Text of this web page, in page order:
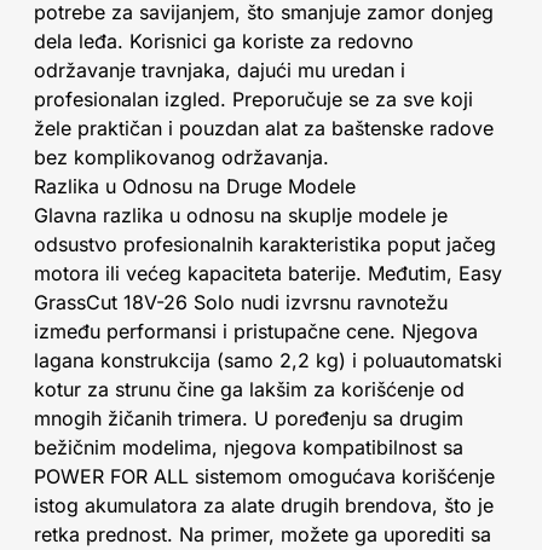
potrebe za savijanjem, što smanjuje zamor donjeg
dela leđa. Korisnici ga koriste za redovno
održavanje travnjaka, dajući mu uredan i
profesionalan izgled. Preporučuje se za sve koji
žele praktičan i pouzdan alat za baštenske radove
bez komplikovanog održavanja.
Razlika u Odnosu na Druge Modele
Glavna razlika u odnosu na skuplje modele je
odsustvo profesionalnih karakteristika poput jačeg
motora ili većeg kapaciteta baterije. Međutim, Easy
GrassCut 18V-26 Solo nudi izvrsnu ravnotežu
između performansi i pristupačne cene. Njegova
lagana konstrukcija (samo 2,2 kg) i poluautomatski
kotur za strunu čine ga lakšim za korišćenje od
mnogih žičanih trimera. U poređenju sa drugim
bežičnim modelima, njegova kompatibilnost sa
POWER FOR ALL sistemom omogućava korišćenje
istog akumulatora za alate drugih brendova, što je
retka prednost. Na primer, možete ga uporediti sa